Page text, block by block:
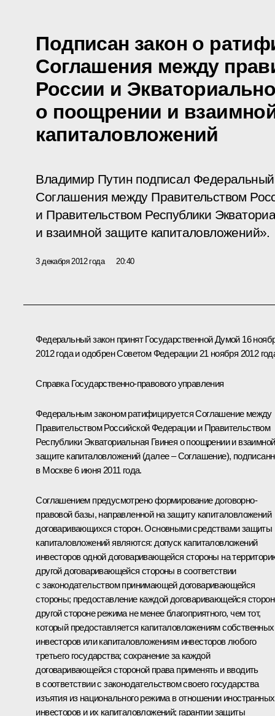
Подписан закон о
Соглашения между
России и
о поощрении и
капиталовложений
Владимир Путин подписал
Соглашения между Правительством
и Правительством Республики
и взаимной защите капиталовложений».
3 декабря 2012 года 20:40
Федеральный закон принят Государственной Думой 16
2012 года и одобрен Советом Федерации 21 ноября 2012
Справка Государственно-правового управления
Федеральным законом ратифицируется Соглашение между
Правительством Российской Федерации и Правительством
Республики Экваториальная Гвинея о поощрении и взаимной
защите капиталовложений (далее – Соглашение),
в Москве 6 июня 2011 года.
Соглашением предусмотрено формирование договорно-
правовой базы, направленной на защиту капиталовложений
договаривающихся сторон. Основными средствами защиты
капиталовложений являются: допуск капиталовложений
инвесторов одной договаривающейся стороны на
другой договаривающейся стороны в соответствии
с законодательством принимающей договаривающейся
стороны; предоставление каждой договаривающейся
другой стороне режима не менее благоприятного, чем тот,
который предоставляется капиталовложениям собственных
инвесторов или капиталовложениям инвесторов любого
третьего государства; сохранение за каждой
договаривающейся стороной права применять и вводить
в соответствии с законодательством своего государства
изъятия из национального режима в отношении иностранных
инвесторов и их капиталовложений; гарантии защиты